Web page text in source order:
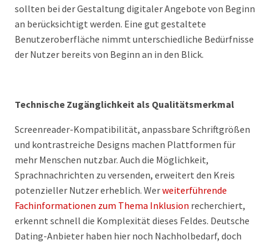
sollten bei der Gestaltung digitaler Angebote von Beginn
an berücksichtigt werden. Eine gut gestaltete
Benutzeroberfläche nimmt unterschiedliche Bedürfnisse
der Nutzer bereits von Beginn an in den Blick.
Technische Zugänglichkeit als Qualitätsmerkmal
Screenreader-Kompatibilität, anpassbare Schriftgrößen
und kontrastreiche Designs machen Plattformen für
mehr Menschen nutzbar. Auch die Möglichkeit,
Sprachnachrichten zu versenden, erweitert den Kreis
potenzieller Nutzer erheblich. Werweiterführende
Fachinformationen zum Thema Inklusion recherchiert,
erkennt schnell die Komplexität dieses Feldes. Deutsche
Dating-Anbieter haben hier noch Nachholbedarf, doch